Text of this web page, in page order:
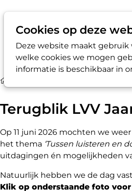
Cookies op deze
Deze website maakt gebruik
welke cookies we mogen
informatie is beschikbaar in
Terugblik LVV
Op 11 juni 2026 mochten we
het thema ‘Tussen luisteren en
uitdagingen én mogelijkheden
Natuurlijk hebben we de dag
Klik op onderstaande foto